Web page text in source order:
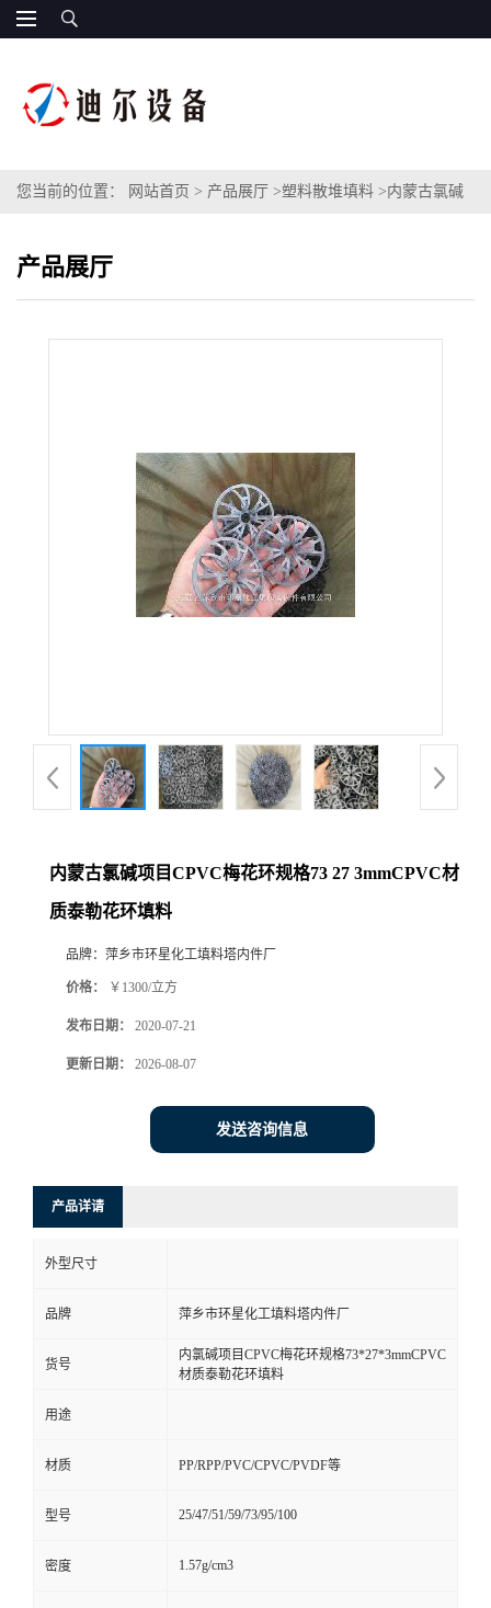
您当前的位置： 网站首页 > 产品展厅 >塑料散堆填料 >内蒙古氯碱
产品展厅
内蒙古氯碱项目CPVC梅花环规格73 27 3mmCPVC材
质泰勒花环填料
品牌： 萍乡市环星化工填料塔内件厂
价格： ￥1300/立方
发布日期： 2020-07-21
更新日期： 2026-08-07
发送咨询信息
产品详请
外型尺寸
品牌 萍乡市环星化工填料塔内件厂
货号
内氯碱项目CPVC梅花环规格73*27*3mmCPVC
材质泰勒花环填料
用途
材质 PP/RPP/PVC/CPVC/PVDF等
型号 25/47/51/59/73/95/100
密度 1.57g/cm3